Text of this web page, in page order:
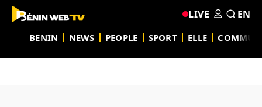
BENIN NEWS PEOPLE SPORT ELLE
LIVE EN